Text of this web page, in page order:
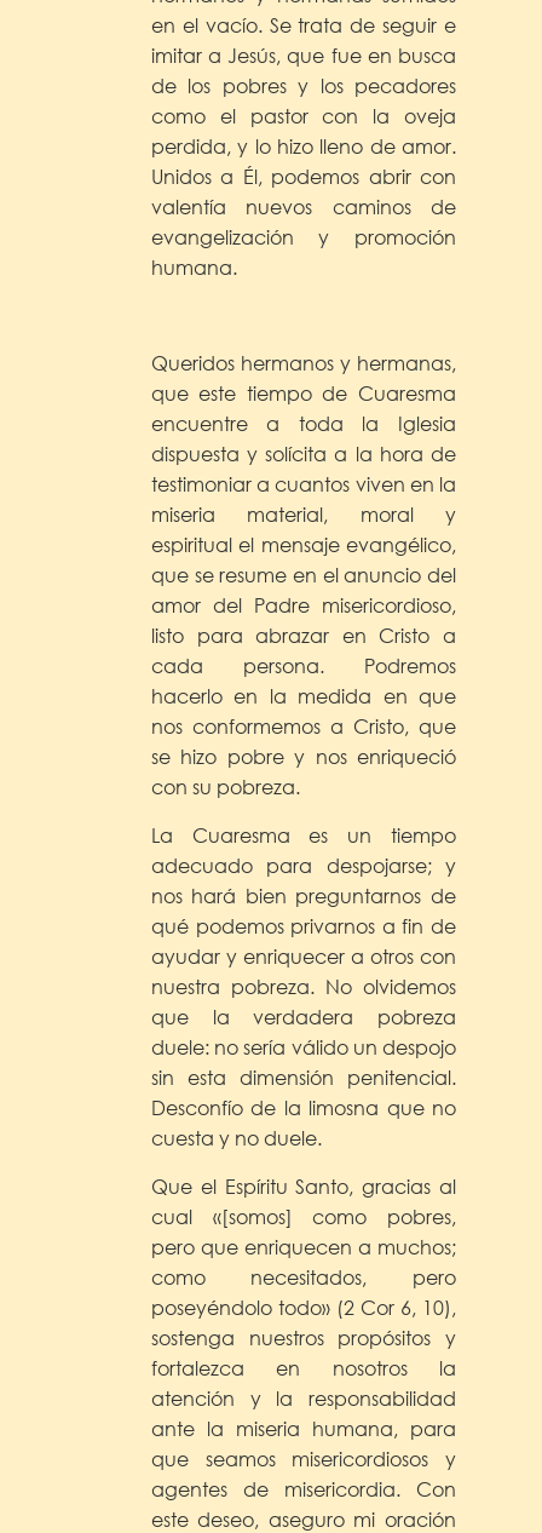
en el vacío. Se trata de seguir e
imitar a Jesús, que fue en busca
de los pobres y los pecadores
como el pastor con la oveja
perdida, y lo hizo lleno de amor.
Unidos a Él, podemos abrir con
valentía nuevos caminos de
evangelización y promoción
humana.
Queridos hermanos y hermanas,
que este tiempo de Cuaresma
encuentre a toda la Iglesia
dispuesta y solícita a la hora de
testimoniar a cuantos viven en la
miseria material, moral y
espiritual el mensaje evangélico,
que se resume en el anuncio del
amor del Padre misericordioso,
listo para abrazar en Cristo a
cada persona. Podremos
hacerlo en la medida en que
nos conformemos a Cristo, que
se hizo pobre y nos enriqueció
con su pobreza.
La Cuaresma es un tiempo
adecuado para despojarse; y
nos hará bien preguntarnos de
qué podemos privarnos a fin de
ayudar y enriquecer a otros con
nuestra pobreza. No olvidemos
que la verdadera pobreza
duele: no sería válido un despojo
sin esta dimensión penitencial.
Desconfío de la limosna que no
cuesta y no duele.
Que el Espíritu Santo, gracias al
cual «[somos] como pobres,
pero que enriquecen a muchos;
como necesitados, pero
poseyéndolo todo» (2 Cor 6, 10),
sostenga nuestros propósitos y
fortalezca en nosotros la
atención y la responsabilidad
ante la miseria humana, para
que seamos misericordiosos y
agentes de misericordia. Con
este deseo, aseguro mi oración